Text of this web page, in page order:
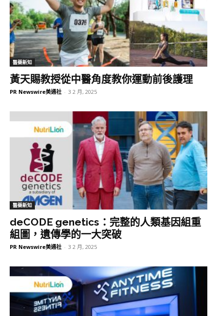
醫藥新知
黃天賜教授從中醫角度教你運動前後護理
PR Newswire美通社 - 3 2 月, 2025
醫藥新知
deCODE genetics：完整的人類基因組重
組圖，遺傳學的一大突破
PR Newswire美通社 - 3 2 月, 2025